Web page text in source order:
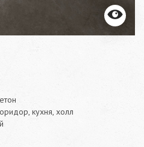
кухня, холл